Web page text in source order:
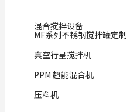
混合搅拌设备
MF系列不锈钢搅拌罐定制
真空行星搅拌机
PPM 超能混合机
压料机